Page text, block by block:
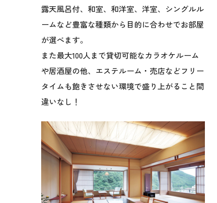
露天風呂付、和室、和洋室、洋室、シングルル
ームなど豊富な種類から目的に合わせでお部屋
が選べます。
また最大100人まで貸切可能なカラオケルーム
や居酒屋の他、 エステルーム・売店などフリー
タイムも飽きさせない環境で盛り上がること間
違いなし！